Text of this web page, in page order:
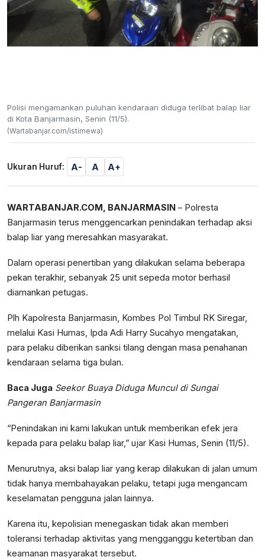
Polisi mengamankan puluhan kendaraan diduga terlibat balap liar
di Kota Banjarmasin, Senin (11/5).
(Wartabanjar.com/istimewa)
Ukuran Huruf: A- A A+
WARTABANJAR.COM, BANJARMASIN – Polresta
Banjarmasin terus menggencarkan penindakan terhadap aksi
balap liar yang meresahkan masyarakat.
Dalam operasi penertiban yang dilakukan selama beberapa
pekan terakhir, sebanyak 25 unit sepeda motor berhasil
diamankan petugas.
Plh Kapolresta Banjarmasin, Kombes Pol Timbul RK Siregar,
melalui Kasi Humas, Ipda Adi Harry Sucahyo mengatakan,
para pelaku diberikan sanksi tilang dengan masa penahanan
kendaraan selama tiga bulan.
Baca Juga Seekor Buaya Diduga Muncul di Sungai
Pangeran Banjarmasin
“Penindakan ini kami lakukan untuk memberikan efek jera
kepada para pelaku balap liar,” ujar Kasi Humas, Senin (11/5).
Menurutnya, aksi balap liar yang kerap dilakukan di jalan umum
tidak hanya membahayakan pelaku, tetapi juga mengancam
keselamatan pengguna jalan lainnya.
Karena itu, kepolisian menegaskan tidak akan memberi
toleransi terhadap aktivitas yang mengganggu ketertiban dan
keamanan masyarakat tersebut.